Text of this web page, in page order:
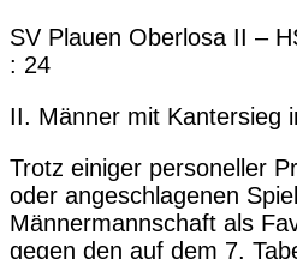
SV Plauen Oberlosa II –
: 24
II. Männer mit Kantersieg
Trotz einiger personeller
oder angeschlagenen
Männermannschaft als
gegen den auf dem 7.